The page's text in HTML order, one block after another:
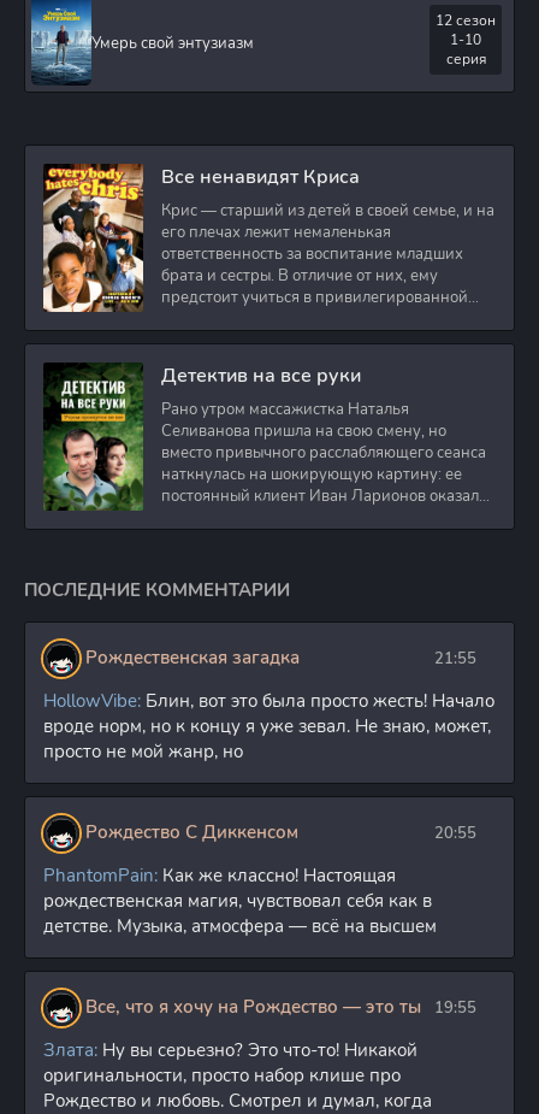
Умерь свой энтузиазм
12 сезон
1-10
серия
Все ненавидят Криса
Крис — старший из детей в своей семье, и на
его плечах лежит немаленькая
ответственность за воспитание младших
брата и сестры. В отличие от них, ему
предстоит учиться в привилегированной
Детектив на все руки
Рано утром массажистка Наталья
Селиванова пришла на свою смену, но
вместо привычного расслабляющего сеанса
наткнулась на шокирующую картину: ее
постоянный клиент Иван Ларионов оказался
ПОСЛЕДНИЕ КОММЕНТАРИИ
Рождественская загадка 21:55
HollowVibe: Блин, вот это была просто жесть! Начало
вроде норм, но к концу я уже зевал. Не знаю, может,
просто не мой жанр, но
Рождество С Диккенсом 20:55
PhantomPain: Как же классно! Настоящая
рождественская магия, чувствовал себя как в
детстве. Музыка, атмосфера — всё на высшем
Все, что я хочу на Рождество — это ты 19:55
Злата: Ну вы серьезно? Это что-то! Никакой
оригинальности, просто набор клише про
Рождество и любовь. Смотрел и думал, когда